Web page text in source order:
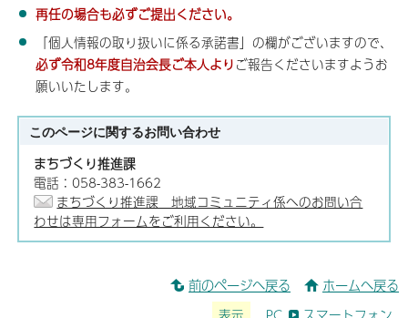
再任の場合も必ずご提出ください。
「個人情報の取り扱いに係る承諾書」の欄がございますので、
必ず令和8年度自治会長ご本人よりご報告くださいますようお
願いいたします。
このページに関するお問い合わせ
まちづくり推進課
電話：058-383-1662
まちづくり推進課 地域コミュニティ係へのお問い合
わせは専用フォームをご利用ください。
前のページへ戻る ホームへ戻る